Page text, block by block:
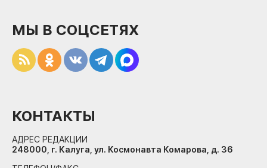
МЫ В СОЦСЕТЯХ
КОНТАКТЫ
АДРЕС РЕДАКЦИИ
248000, г. Калуга, ул. Космонавта Комарова, д. 36